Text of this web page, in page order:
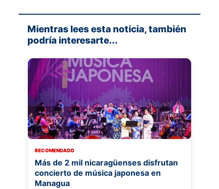
Mientras lees esta noticia, también
podría interesarte...
RECOMENDADO
Más de 2 mil nicaragüenses disfrutan
concierto de música japonesa en
Managua